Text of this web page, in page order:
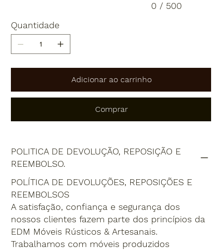
0 / 500
Quantidade
Adicionar ao carrinho
Comprar
POLITICA DE DEVOLUÇÃO, REPOSIÇÃO E
REEMBOLSO.
POLÍTICA DE DEVOLUÇÕES, REPOSIÇÕES E
REEMBOLSOS
A satisfação, confiança e segurança dos
nossos clientes fazem parte dos princípios da
EDM Móveis Rústicos & Artesanais.
Trabalhamos com móveis produzidos